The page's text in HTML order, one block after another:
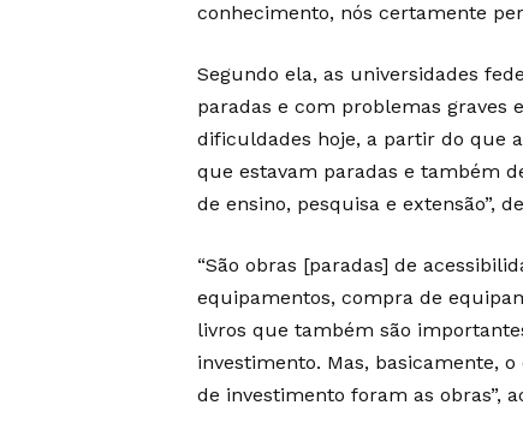
conhecimento, nós certamente
Segundo ela, as universidades
paradas e com problemas graves
dificuldades hoje, a partir do que
que estavam paradas e também
de ensino, pesquisa e extensão”,
“São obras [paradas] de
equipamentos, compra de
livros que também são
investimento. Mas, basicamente,
de investimento foram as obras”,